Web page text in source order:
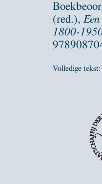
(red.),
1800-
Volledige tekst: